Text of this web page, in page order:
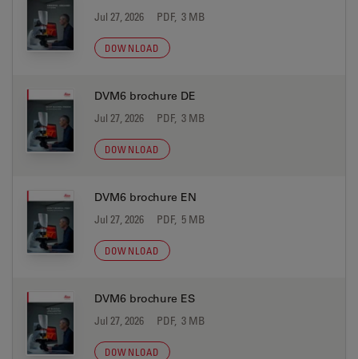
Jul 27, 2026 PDF, 3 MB
DOWNLOAD
DVM6 brochure DE
Jul 27, 2026 PDF, 3 MB
DOWNLOAD
DVM6 brochure EN
Jul 27, 2026 PDF, 5 MB
DOWNLOAD
DVM6 brochure ES
Jul 27, 2026 PDF, 3 MB
DOWNLOAD